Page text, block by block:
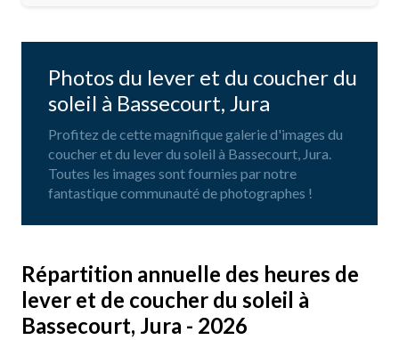
Photos du lever et du coucher du
soleil à Bassecourt, Jura
Profitez de cette magnifique galerie d'images du
coucher et du lever du soleil à Bassecourt, Jura.
Toutes les images sont fournies par notre
fantastique communauté de photographes !
Répartition annuelle des heures de
lever et de coucher du soleil à
Bassecourt, Jura - 2026